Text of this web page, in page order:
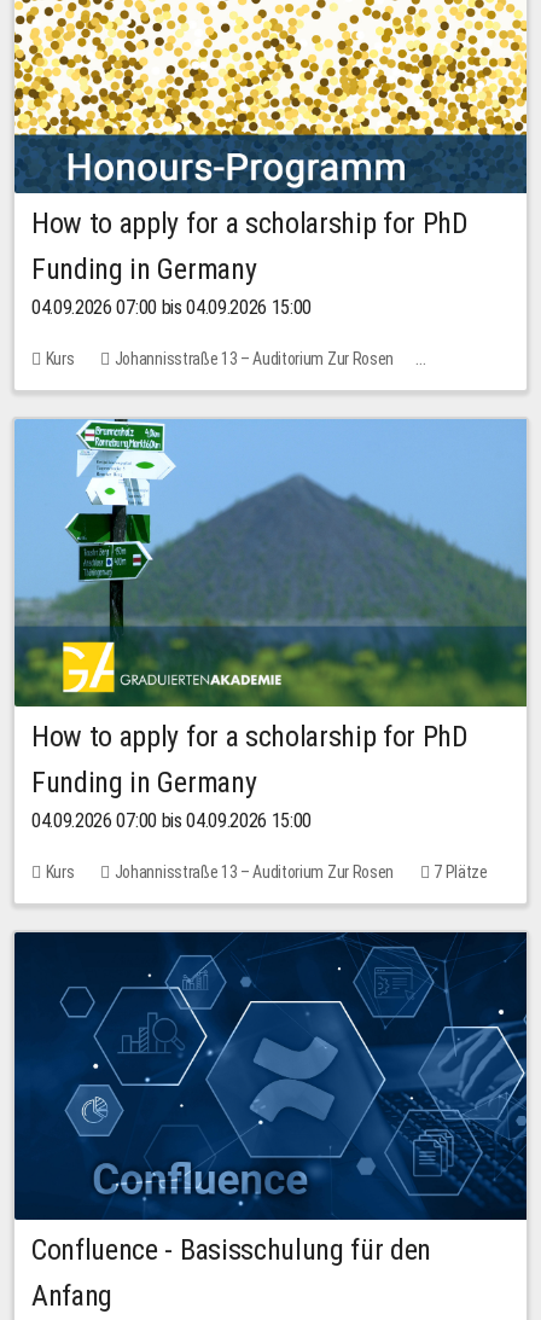
How to apply for a scholarship for PhD
Funding in Germany
04.09.2026 07:00 bis 04.09.2026 15:00
Kurs
Johannisstraße 13 – Auditorium Zur Rosen
Keine freien Plätze
How to apply for a scholarship for PhD
Funding in Germany
04.09.2026 07:00 bis 04.09.2026 15:00
Kurs Johannisstraße 13 – Auditorium Zur Rosen
7 Plätze
10,00 EUR
Confluence - Basisschulung für den
Anfang